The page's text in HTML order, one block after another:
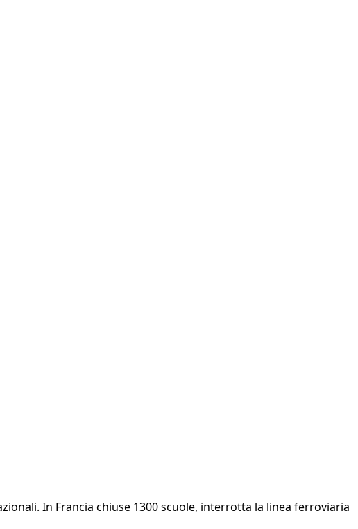
In Francia chiuse 1300 scuole, interrotta la linea ferroviaria